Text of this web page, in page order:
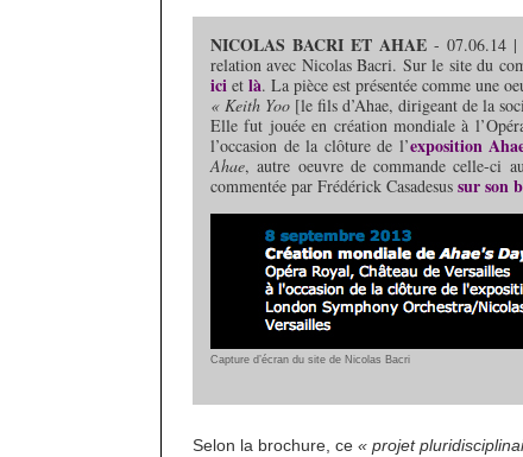
NICOLAS BACRI ET AHAE - 07.06.14 |
relation avec Nicolas Bacri. Sur le site du
ici etlà. La pièce est présentée comme une
« Keith Yoo [le fils d’Ahae, dirigeant de la
Elle fut jouée en création mondiale à
l’occasion de la clôture de l’exposition
Ahae, autre oeuvre de commande celle-ci
commentée par Frédérick Casadesus sur son
Capture d’écran du site de Nicolas Bacri
Selon la brochure, ce « projet